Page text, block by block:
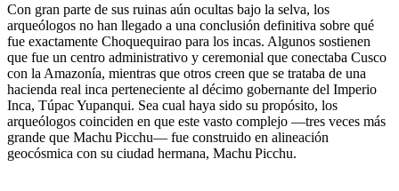
Con gran parte de sus ruinas aún ocultas bajo la selva, los
arqueólogos no han llegado a una conclusión definitiva sobre qué
fue exactamente Choquequirao para los incas. Algunos sostienen
que fue un centro administrativo y ceremonial que conectaba Cusco
con la Amazonía, mientras que otros creen que se trataba de una
hacienda real inca perteneciente al décimo gobernante del Imperio
Inca, Túpac Yupanqui. Sea cual haya sido su propósito, los
arqueólogos coinciden en que este vasto complejo —tres veces más
grande que Machu Picchu— fue construido en alineación
geocósmica con su ciudad hermana, Machu Picchu.